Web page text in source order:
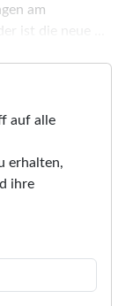
am
ist die neue ...
auf alle
erhalten,
ihre